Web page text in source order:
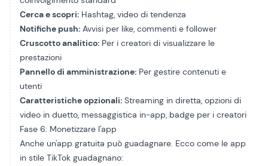
Cerca e scopri: Hashtag, video di tendenza
Notifiche push: Avvisi per like, commenti e follower
Cruscotto analitico: Per i creatori di visualizzare le
prestazioni
Pannello di amministrazione: Per gestire contenuti e
utenti
Caratteristiche opzionali: Streaming in diretta, opzioni di
video in duetto, messaggistica in-app, badge per i creatori
Fase 6: Monetizzare l'app
Anche un'app gratuita può guadagnare. Ecco come le app
in stile TikTok guadagnano: